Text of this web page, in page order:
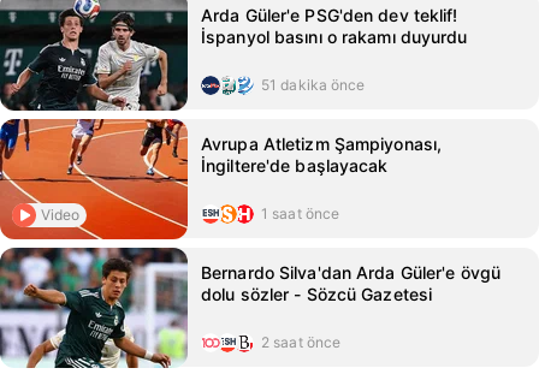
Arda Güler'e PSG'den dev teklif!
İspanyol basını o rakamı duyurdu
51 dakika önce
Video
Avrupa Atletizm Şampiyonası,
İngiltere'de başlayacak
1 saat önce
Bernardo Silva'dan Arda Güler'e övgü
dolu sözler - Sözcü Gazetesi
2 saat önce